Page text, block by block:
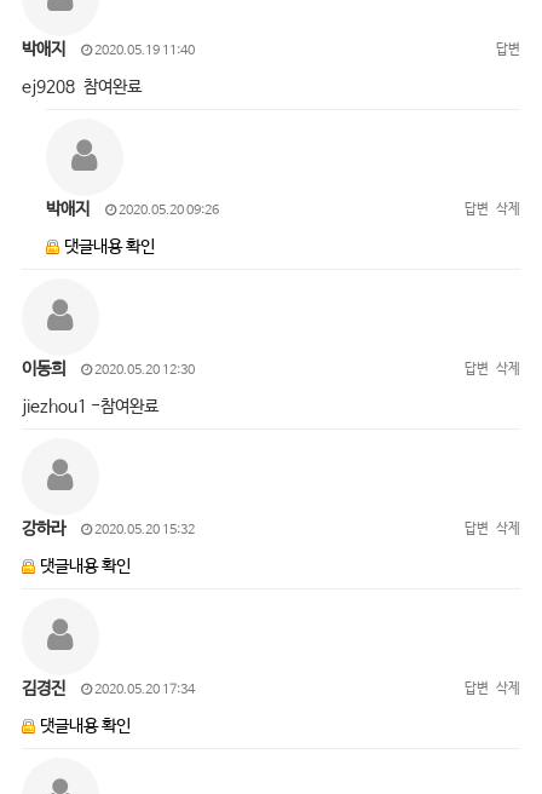
박애지 2020.05.19 11:40 답변
ej9208 참여완료
박애지 2020.05.20 09:26 답변 삭제
댓글내용 확인
이동희 2020.05.20 12:30 답변 삭제
jiezhou1 -참여완료
강하라 2020.05.20 15:32 답변 삭제
댓글내용 확인
김경진 2020.05.20 17:34 답변 삭제
댓글내용 확인